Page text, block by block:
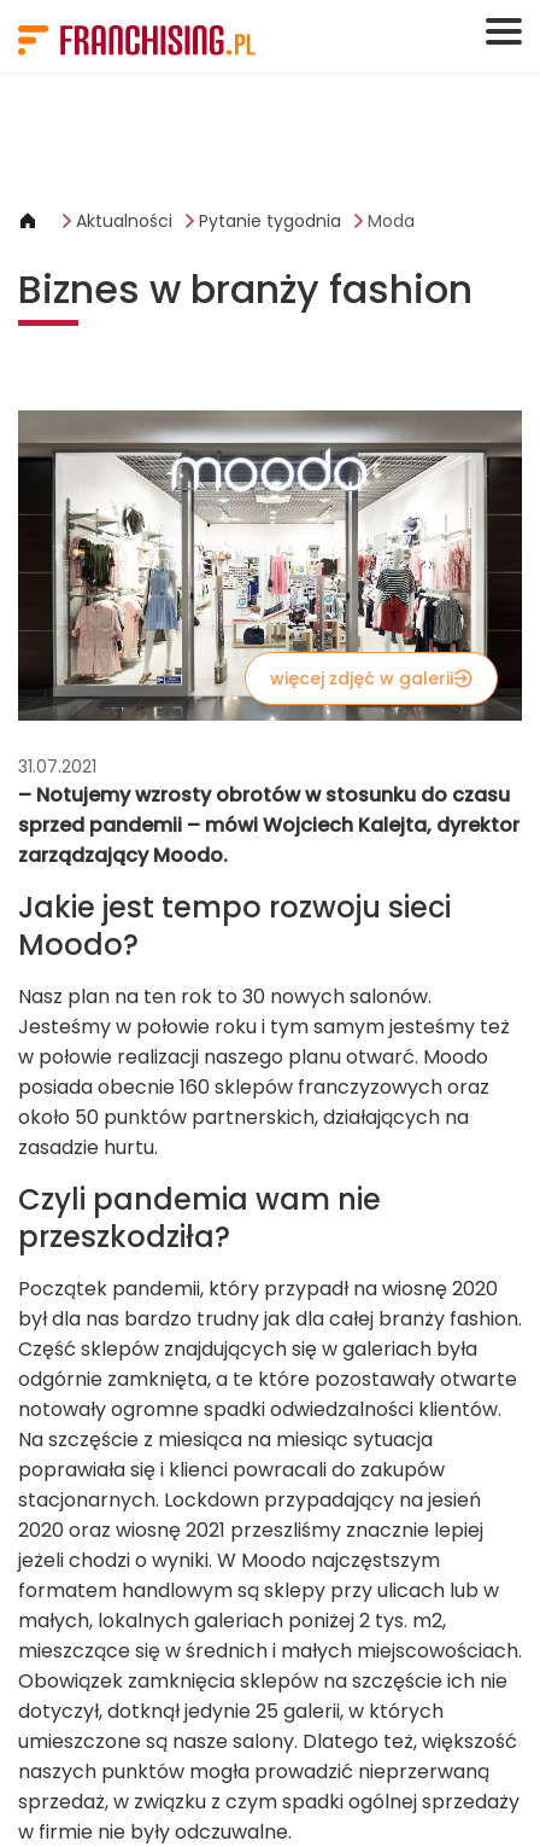
Aktualności Pytanie tygodnia Moda
Biznes w branży fashion
więcej zdjęć w galerii
31.07.2021
– Notujemy wzrosty obrotów w stosunku do czasu
sprzed pandemii – mówi Wojciech Kalejta, dyrektor
zarządzający Moodo.
Jakie jest tempo rozwoju sieci
Moodo?
Nasz plan na ten rok to 30 nowych salonów.
Jesteśmy w połowie roku i tym samym jesteśmy też
w połowie realizacji naszego planu otwarć. Moodo
posiada obecnie 160 sklepów franczyzowych oraz
około 50 punktów partnerskich, działających na
zasadzie hurtu.
Czyli pandemia wam nie
przeszkodziła?
Początek pandemii, który przypadł na wiosnę 2020
był dla nas bardzo trudny jak dla całej branży fashion.
Część sklepów znajdujących się w galeriach była
odgórnie zamknięta, a te które pozostawały otwarte
notowały ogromne spadki odwiedzalności klientów.
Na szczęście z miesiąca na miesiąc sytuacja
poprawiała się i klienci powracali do zakupów
stacjonarnych. Lockdown przypadający na jesień
2020 oraz wiosnę 2021 przeszliśmy znacznie lepiej
jeżeli chodzi o wyniki. W Moodo najczęstszym
formatem handlowym są sklepy przy ulicach lub w
małych, lokalnych galeriach poniżej 2 tys. m2,
mieszczące się w średnich i małych miejscowościach.
Obowiązek zamknięcia sklepów na szczęście ich nie
dotyczył, dotknął jedynie 25 galerii, w których
umieszczone są nasze salony. Dlatego też, większość
naszych punktów mogła prowadzić nieprzerwaną
sprzedaż, w związku z czym spadki ogólnej sprzedaży
w firmie nie były odczuwalne.